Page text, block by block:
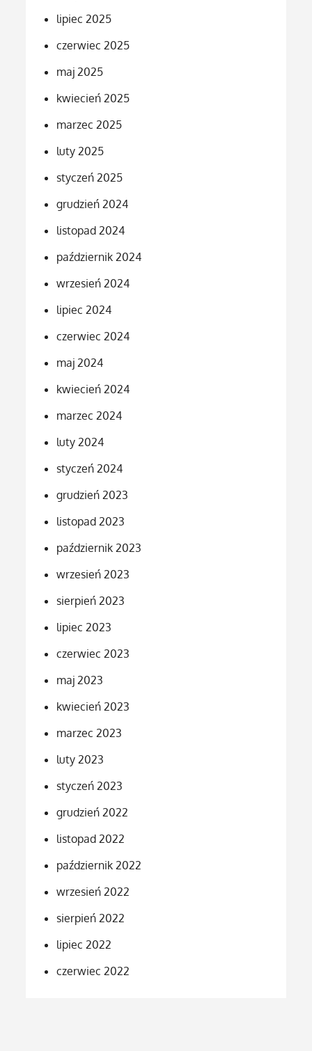
lipiec 2025
czerwiec 2025
maj 2025
kwiecień 2025
marzec 2025
luty 2025
styczeń 2025
grudzień 2024
listopad 2024
październik 2024
wrzesień 2024
lipiec 2024
czerwiec 2024
maj 2024
kwiecień 2024
marzec 2024
luty 2024
styczeń 2024
grudzień 2023
listopad 2023
październik 2023
wrzesień 2023
sierpień 2023
lipiec 2023
czerwiec 2023
maj 2023
kwiecień 2023
marzec 2023
luty 2023
styczeń 2023
grudzień 2022
listopad 2022
październik 2022
wrzesień 2022
sierpień 2022
lipiec 2022
czerwiec 2022